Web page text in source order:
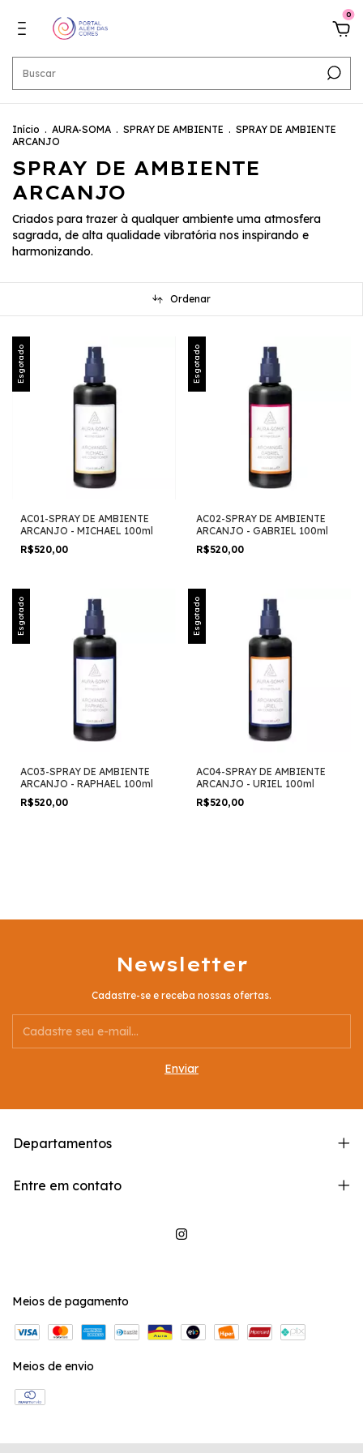
0
Início . AURA-SOMA . SPRAY DE AMBIENTE . SPRAY DE AMBIENTE
ARCANJO
SPRAY DE AMBIENTE
ARCANJO
Criados para trazer à qualquer ambiente uma atmosfera
sagrada, de alta qualidade vibratória nos inspirando e
harmonizando.
Ordenar
Esgotado
AC01-SPRAY DE AMBIENTE
ARCANJO - MICHAEL 100ml
R$520,00
Esgotado
AC02-SPRAY DE AMBIENTE
ARCANJO - GABRIEL 100ml
R$520,00
Esgotado
AC03-SPRAY DE AMBIENTE
ARCANJO - RAPHAEL 100ml
R$520,00
Esgotado
AC04-SPRAY DE AMBIENTE
ARCANJO - URIEL 100ml
R$520,00
Newsletter
Cadastre-se e receba nossas ofertas.
Departamentos
Entre em contato
Meios de pagamento
Meios de envio